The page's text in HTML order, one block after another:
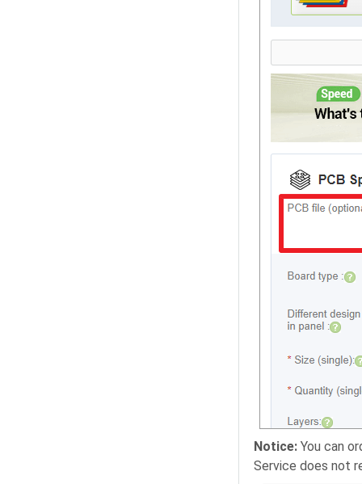
Notice: You can
Service does not